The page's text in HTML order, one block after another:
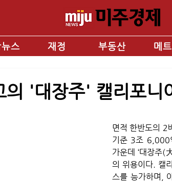
스 재정 부동산 메
의 '대장주' 캘리포니
면적 한반도의
기준 3조 6,000
가운데 ‘대장주(
의 위용이다. 캘
스를 능가하며,